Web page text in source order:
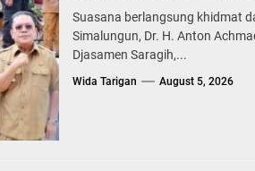
Suasana berlangsung khidmat
Simalungun, Dr. H. Anton
Djasamen Saragih,...
Wida Tarigan August 5, 2026